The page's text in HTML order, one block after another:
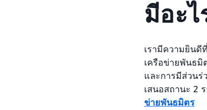
มีอะไ
เรามีความยินดี
เครือข่ายพันธ
และการมีส่วนร่
เสนอสถานะ 2
ข่ายพันธมิตร